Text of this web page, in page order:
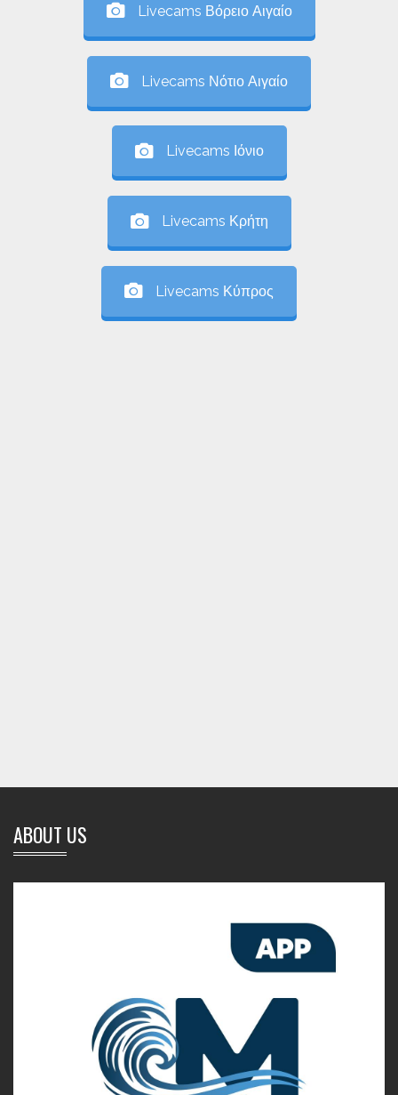
Livecams Βόρειο Αιγαίο
Livecams Νότιο Αιγαίο
Livecams Ιόνιο
Livecams Κρήτη
Livecams Κύπρος
ABOUT US